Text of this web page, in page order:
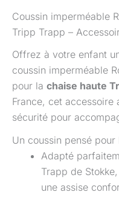
Coussin imperméable
Tripp Trapp –
Offrez à votre enfant
coussin imperméable
pour la chaise haute
France, cet
sécurité pour
Un coussin pensé
Adapté
Trapp de
une assise